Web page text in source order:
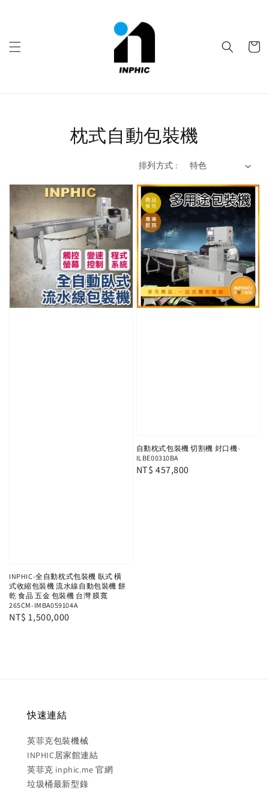
枕式自動包裝機
排列方式 :
INPHIC-全自動枕式包裝機 臥式 橫
式收縮包裝機 流水線自動包裝機 餅
乾 食品 五金 包裝機 台灣 膜寬
265CM-IMBA059104A
Regular
NT$ 1,500,000
自動枕式包裝機 切割機 封口機-
ILBE00310BA
Regular
NT$ 457,800
快速連結
英菲克包裝機械
INPHIC居家館連結
英菲克 inphic.me 官網
垃圾桶最新型錄